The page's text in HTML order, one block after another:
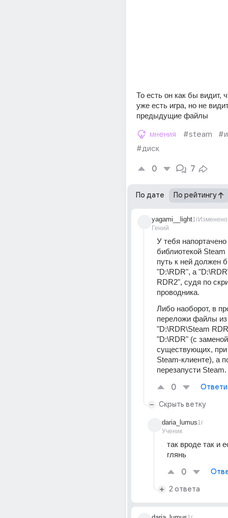
То есть он как бы видит,
уже есть игра, но не
предыдущие файлы
мнения #steam
#диск
0 7
По дате По рейтингу
yagami__light
Гений
1гИзменено
У тебя напортачено
библиотекой Steam
путь к ней должен
"D:\RDR", а
RDR2", судя по
проводника.
Либо наоборот, в
переложи файлы из
"D:\RDR\Steam
"D:\RDR" (с заменой
существующих,
Steam-клиенте), а
перезапусти Steam.
0
Скрыть ветку
daria_lumus
Ученик
1г
так вроде так и
глянь
0
2 ответа